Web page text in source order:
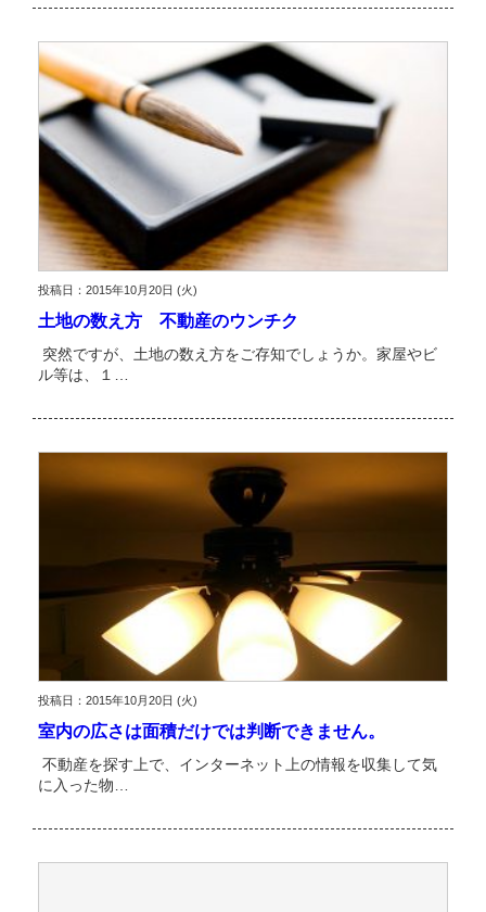
投稿日：2015年10月20日 (火)
土地の数え方 不動産のウンチク
突然ですが、土地の数え方をご存知でしょうか。家屋やビ
ル等は、１…
投稿日：2015年10月20日 (火)
室内の広さは面積だけでは判断できません。
不動産を探す上で、インターネット上の情報を収集して気
に入った物…